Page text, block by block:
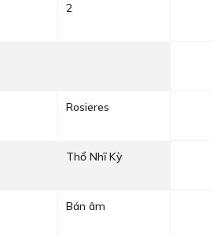
2
Rosieres
Thổ Nhĩ Kỳ
Bán âm